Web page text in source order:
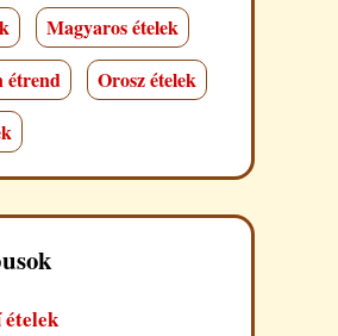
Magyaros ételek
étrend
Orosz ételek
ételek